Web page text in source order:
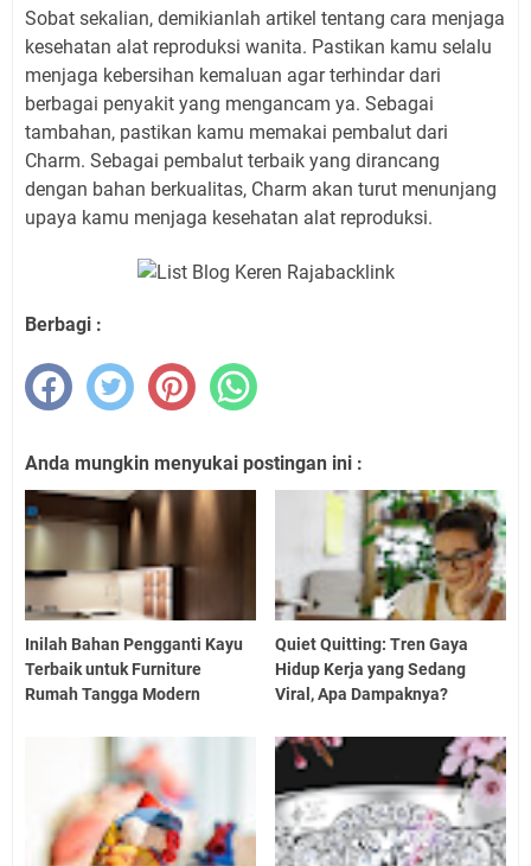
Sobat sekalian, demikianlah artikel tentang cara menjaga
kesehatan alat reproduksi wanita. Pastikan kamu selalu
menjaga kebersihan kemaluan agar terhindar dari
berbagai penyakit yang mengancam ya. Sebagai
tambahan, pastikan kamu memakai pembalut dari
Charm. Sebagai pembalut terbaik yang dirancang
dengan bahan berkualitas, Charm akan turut menunjang
upaya kamu menjaga kesehatan alat reproduksi.
Berbagi :
Anda mungkin menyukai postingan ini :
Inilah Bahan Pengganti Kayu
Terbaik untuk Furniture
Rumah Tangga Modern
Quiet Quitting: Tren Gaya
Hidup Kerja yang Sedang
Viral, Apa Dampaknya?